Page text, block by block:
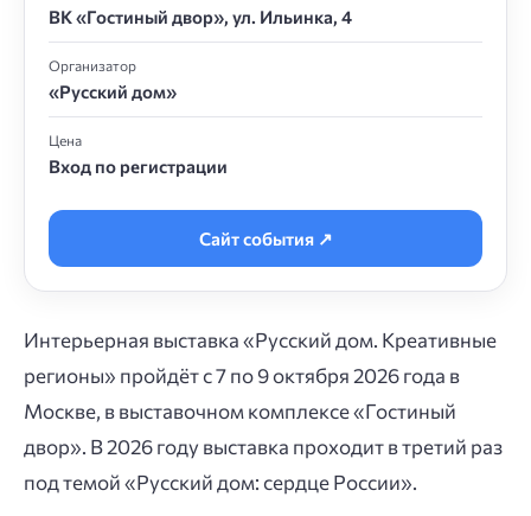
Интерьерная выставка «Русский дом. Креативные
регионы» пройдёт с 7 по 9 октября 2026 года в
Москве, в выставочном комплексе «Гостиный
двор». В 2026 году выставка проходит в третий раз
под темой «Русский дом: сердце России».
ВК «Гостиный двор», ул. Ильинка, 4
Организатор
«Русский дом»
Цена
Вход по регистрации
Сайт события ↗